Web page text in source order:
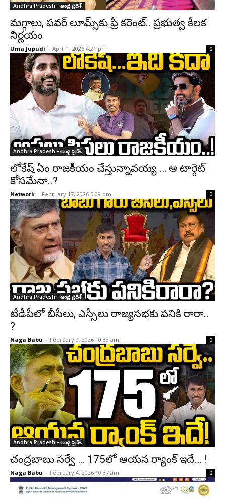
Andhra Pradesh - ఆంధ్ర ప్రదేశ్‌
మగ్గాలు, పవర్ లూమ్స్‌కు ఫ్రీ కరెంట్.. ప్రభుత్వ కీలక
నిర్ణయం
Uma Jupudi - April 1, 2026 4:21 pm 0
Andhra Pradesh - ఆంధ్ర ప్రదేశ్‌
లోకేష్ ఏం రాజకీయం చేస్తున్నావయ్య … ఆ టార్గెట్
కోస‌మేనా..?
Network - February 17, 2026 5:09 pm 0
Andhra Pradesh - ఆంధ్ర ప్రదేశ్‌
టీడీపీలో బీసీలు, ఎస్సీలు రాజ్య‌స‌భ‌కు ప‌నికి రారా..
?
Naga Babu - February 9, 2026 10:33 am 0
Andhra Pradesh - ఆంధ్ర ప్రదేశ్‌
చంద్ర‌బాబు స‌ర్వే … 175లో ఆయ‌న ర్యాంక్ ఇదే… !
Naga Babu - February 4, 2026 10:37 am 0